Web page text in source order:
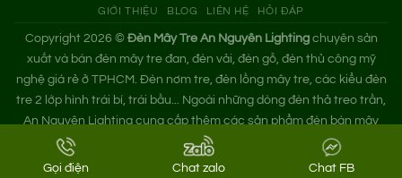
Gọi điện Chat zalo Chat FB
GIỚI THIỆU BLOG LIÊN HỆ HỎI ĐÁP
Copyright 2026 © Đèn Mây Tre An Nguyên Lightingchuyên sản
xuất và bán đèn mây tre đan, đèn vải, đèn gỗ, đèn thủ công mỹ
nghệ giá rẻ ở TPHCM. Đèn nơm tre, đèn lồng mây tre, các kiểu đèn
tre 2 lớp hình trái bí, trái bầu... Ngoài những dòng đèn thả treo trần,
An Nguyên Lighting cung cấp thêm các sản phẩm đèn bàn mây
tre. Nếu bạn cần tìm xưởng đèn mây tre trang trí hoặc mua đèn tre
đan giá sỉ hãy liên hệ ngay An Nguyên nhé!